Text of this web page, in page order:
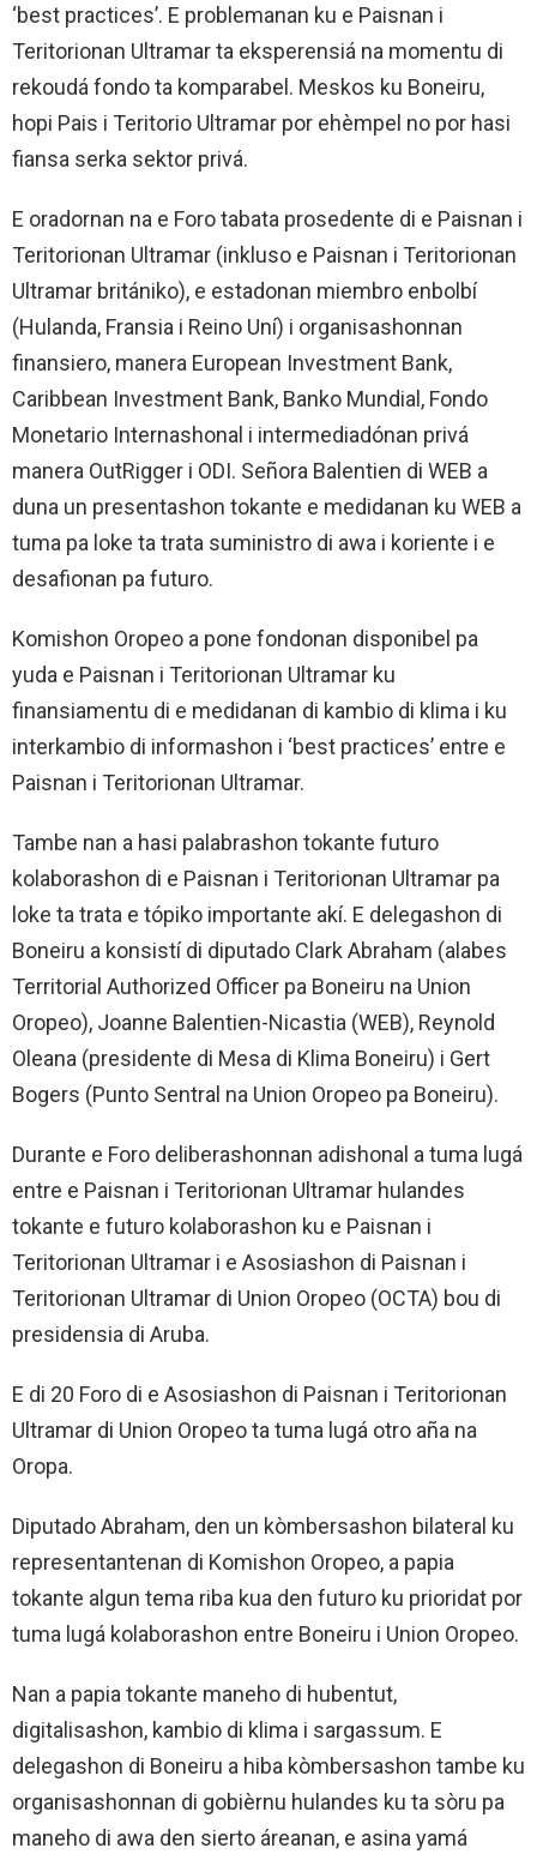
‘best practices’. E problemanan ku e Paisnan i
Teritorionan Ultramar ta eksperensiá na momentu di
rekoudá fondo ta komparabel. Meskos ku Boneiru,
hopi Pais i Teritorio Ultramar por ehèmpel no por hasi
fiansa serka sektor privá.
E oradornan na e Foro tabata prosedente di e Paisnan i
Teritorionan Ultramar (inkluso e Paisnan i Teritorionan
Ultramar britániko), e estadonan miembro enbolbí
(Hulanda, Fransia i Reino Uní) i organisashonnan
finansiero, manera European Investment Bank,
Caribbean Investment Bank, Banko Mundial, Fondo
Monetario Internashonal i intermediadónan privá
manera OutRigger i ODI. Señora Balentien di WEB a
duna un presentashon tokante e medidanan ku WEB a
tuma pa loke ta trata suministro di awa i koriente i e
desafionan pa futuro.
Komishon Oropeo a pone fondonan disponibel pa
yuda e Paisnan i Teritorionan Ultramar ku
finansiamentu di e medidanan di kambio di klima i ku
interkambio di informashon i ‘best practices’ entre e
Paisnan i Teritorionan Ultramar.
Tambe nan a hasi palabrashon tokante futuro
kolaborashon di e Paisnan i Teritorionan Ultramar pa
loke ta trata e tópiko importante akí. E delegashon di
Boneiru a konsistí di diputado Clark Abraham (alabes
Territorial Authorized Officer pa Boneiru na Union
Oropeo), Joanne Balentien-Nicastia (WEB), Reynold
Oleana (presidente di Mesa di Klima Boneiru) i Gert
Bogers (Punto Sentral na Union Oropeo pa Boneiru).
Durante e Foro deliberashonnan adishonal a tuma lugá
entre e Paisnan i Teritorionan Ultramar hulandes
tokante e futuro kolaborashon ku e Paisnan i
Teritorionan Ultramar i e Asosiashon di Paisnan i
Teritorionan Ultramar di Union Oropeo (OCTA) bou di
presidensia di Aruba.
E di 20 Foro di e Asosiashon di Paisnan i Teritorionan
Ultramar di Union Oropeo ta tuma lugá otro aña na
Oropa.
Diputado Abraham, den un kòmbersashon bilateral ku
representantenan di Komishon Oropeo, a papia
tokante algun tema riba kua den futuro ku prioridat por
tuma lugá kolaborashon entre Boneiru i Union Oropeo.
Nan a papia tokante maneho di hubentut,
digitalisashon, kambio di klima i sargassum. E
delegashon di Boneiru a hiba kòmbersashon tambe ku
organisashonnan di gobièrnu hulandes ku ta sòru pa
maneho di awa den sierto áreanan, e asina yamá